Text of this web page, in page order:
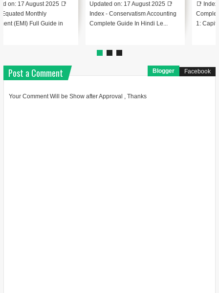
📑 Index - Capital Budgeting
Complete Guide In Hindi Lesson
1: Capital Budgeting का परि...
Index - Economy Complete Guide
In Hindi Lesson 1: Economy...
Post a Comment Blogger Facebook
Your Comment Will be Show after Approval , Thanks